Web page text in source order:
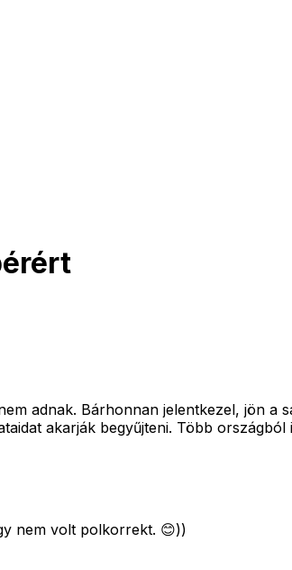
adnak. Bárhonnan jelentkezel, jön a
akarják begyűjteni. Több
nem volt polkorrekt. 😊))